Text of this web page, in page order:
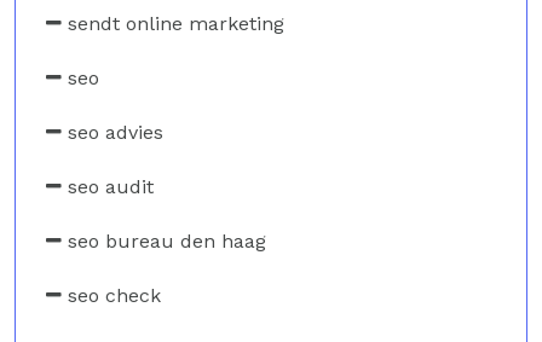
sendt online marketing
seo
seo advies
seo audit
seo bureau den haag
seo check